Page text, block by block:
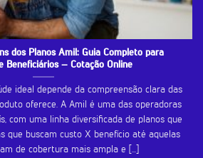
dos Planos Amil: Guia Completo para
Beneficiários – Cotação Online
ideal depende da compreensão clara das
oferece. A Amil é uma das operadoras
com uma linha diversificada de planos que
que buscam custo X benefício até aquelas
de cobertura mais ampla e [...]